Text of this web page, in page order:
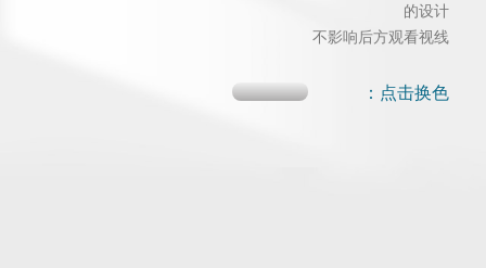
的设计
不影响后方观看视线
：点击换色